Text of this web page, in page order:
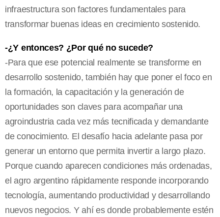
infraestructura son factores fundamentales para
transformar buenas ideas en crecimiento sostenido.
-¿Y entonces? ¿Por qué no sucede?
-Para que ese potencial realmente se transforme en
desarrollo sostenido, también hay que poner el foco en
la formación, la capacitación y la generación de
oportunidades son claves para acompañar una
agroindustria cada vez más tecnificada y demandante
de conocimiento. El desafío hacia adelante pasa por
generar un entorno que permita invertir a largo plazo.
Porque cuando aparecen condiciones más ordenadas,
el agro argentino rápidamente responde incorporando
tecnología, aumentando productividad y desarrollando
nuevos negocios. Y ahí es donde probablemente estén